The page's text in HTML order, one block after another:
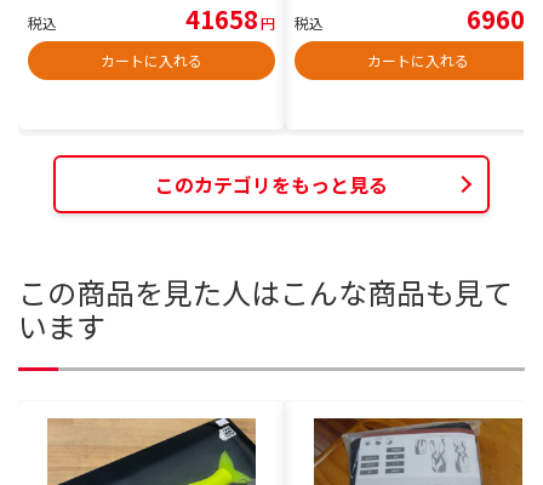
税込 41658円
カートに入れる
税込 6960
カートに入れる
このカテゴリをもっと見る
この商品を見た人はこんな商品も見て
います